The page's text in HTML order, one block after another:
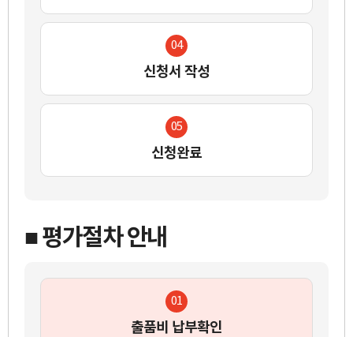
04
신청서 작성
05
신청완료
■ 평가절차 안내
01
출품비 납부확인